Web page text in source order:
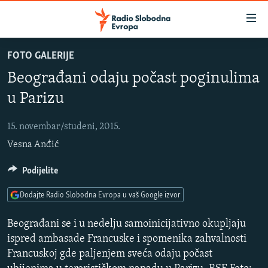
na
glavni
sadržaj
na
Pređite
pretragu
BOSNA I HERCEGOVINA
SRBIJA
KOSOVO
CRNA GORA
VIZUELNO
VIDEO
INFOGRAFIKE
PODCASTI
KINA NA BALKANU
RSE PRIČE IZ SVIJETA
FOTO GALERIJE
Beograđani odaju počast poginulima
u Parizu
15. novembar/studeni, 2015.
Vesna Anđić
Beograđani se i u nedelju samoinicijativno okupljaju
ispred ambasade Francuske i spomenika zahvalnosti
Francuskoj gde paljenjem sveća odaju počast
Podijelite
Dodajte Radio Slobodna Evropa u vaš Google izvor
YouTube
Pratite